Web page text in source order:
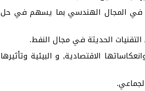
في المجال الهندسي بما يسهم في حل
الحديثة في مجال النفط.
الاقتصادية, و البيئية وتأثيرها